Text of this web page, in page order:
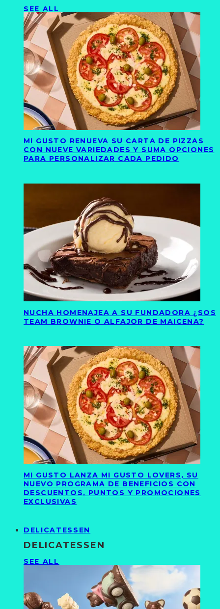
SEE ALL
MI GUSTO RENUEVA SU CARTA DE PIZZAS
CON NUEVE VARIEDADES Y SUMA OPCIONES
PARA PERSONALIZAR CADA PEDIDO
NUCHA HOMENAJEA A SU FUNDADORA ¿SOS
TEAM BROWNIE O ALFAJOR DE MAICENA?
MI GUSTO LANZA MI GUSTO LOVERS, SU
NUEVO PROGRAMA DE BENEFICIOS CON
DESCUENTOS, PUNTOS Y PROMOCIONES
EXCLUSIVAS
DELICATESSEN
DELICATESSEN
SEE ALL